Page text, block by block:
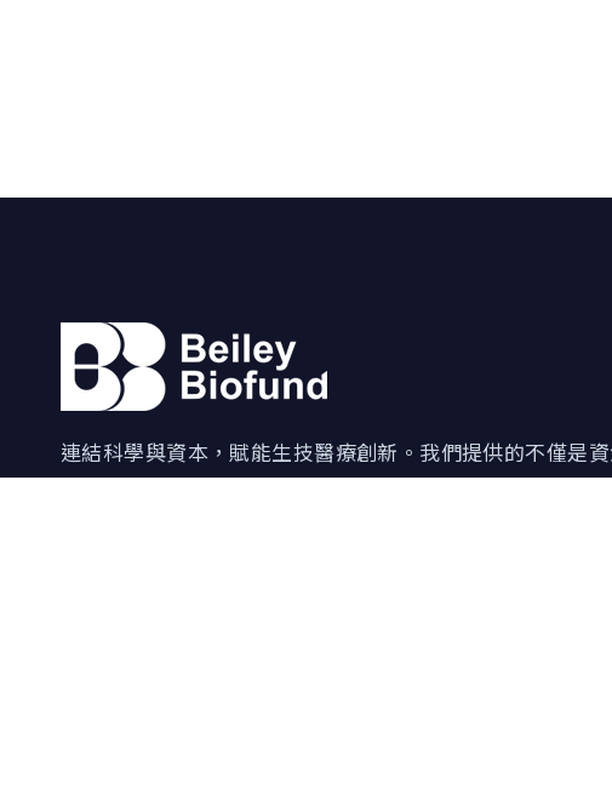
連結科學與資本，賦能生技醫療創新。我們提供的不僅是資
更是陪伴企業成長的全方位資源，致力於培育下一代全球